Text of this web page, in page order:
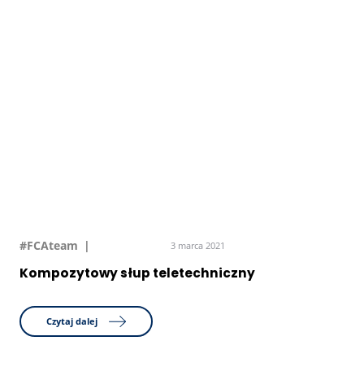
#FCAteam 3 marca 2021
Kompozytowy słup teletechniczny
Czytaj dalej